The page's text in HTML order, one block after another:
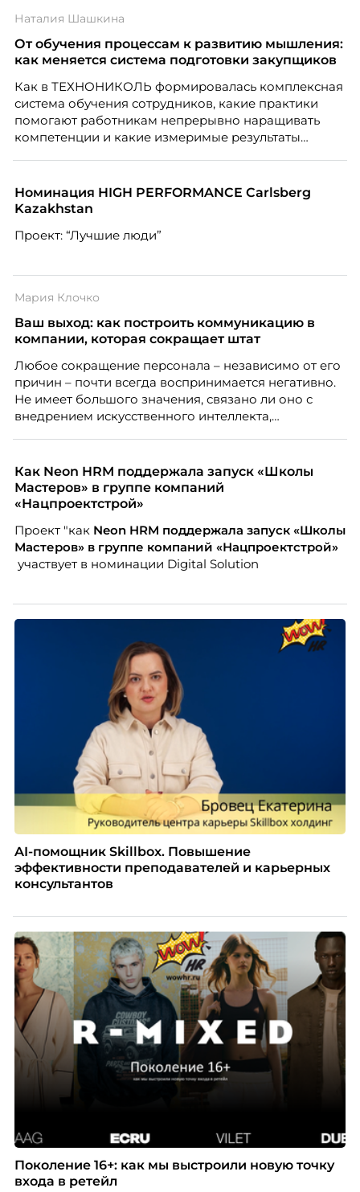
Наталия Шашкина
От обучения процессам к развитию мышления:
как меняется система подготовки закупщиков
Как в ТЕХНОНИКОЛЬ формировалась комплексная
система обучения сотрудников, какие практики
помогают работникам непрерывно наращивать
компетенции и какие измеримые результаты
закупкам направления «Минеральная изоляция»
компании ТЕХНОНИКОЛЬ.
Номинация HIGH PERFORMANCE Carlsberg
Kazakhstan
Проект: “Лучшие люди”
Мария Клочко
Ваш выход: как построить коммуникацию в
компании, которая сокращает штат
Любое сокращение персонала – независимо от его
причин – почти всегда воспринимается негативно.
Не имеет большого значения, связано ли оно с
внедрением искусственного интеллекта,
структуры компании. Для сотрудников сокращения
означают потерю стабильности, а для внешнего
рынка становятся сигналом о возможных
нередко превращаются в фактор, который
негативно влияет HR-бренд работодателя.
Как Neon HRM поддержала запуск «Школы
Мастеров» в группе компаний
«Нацпроектстрой»
Проект "какNeon HRM поддержала запуск «Школы
Мастеров» в группе компаний «Нацпроектстрой»
участвует в номинации Digital Solution
AI-помощник Skillbox. Повышение
эффективности преподавателей и карьерных
консультантов
Поколение 16+: как мы выстроили новую точку
входа в ретейл